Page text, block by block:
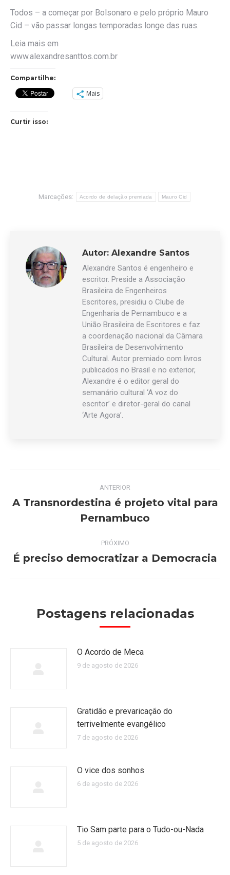
Todos – a começar por Bolsonaro e pelo próprio Mauro
Cid – vão passar longas temporadas longe das ruas.
Leia mais em
www.alexandresanttos.com.br
Compartilhe:
Mais
Curtir isso:
Marcações: Acordo de delação premiada Mauro Cid
Autor: Alexandre Santos
Alexandre Santos é engenheiro e
escritor. Preside a Associação
Brasileira de Engenheiros
Escritores, presidiu o Clube de
Engenharia de Pernambuco e a
União Brasileira de Escritores e faz
a coordenação nacional da Câmara
Brasileira de Desenvolvimento
Cultural. Autor premiado com livros
publicados no Brasil e no exterior,
Alexandre é o editor geral do
semanário cultural ‘A voz do
escritor’ e diretor-geral do canal
‘Arte Agora’.
Navegação
de
ANTERIOR
Post
anterior:
A Transnordestina é projeto vital para
Pernambuco
PRÓXIMO
Próximo
É preciso democratizar a Democracia
Postagens relacionadas
O Acordo de Meca
9 de agosto de 2026
Gratidão e prevaricação do
terrivelmente evangélico
7 de agosto de 2026
O vice dos sonhos
6 de agosto de 2026
Tio Sam parte para o Tudo-ou-Nada
5 de agosto de 2026